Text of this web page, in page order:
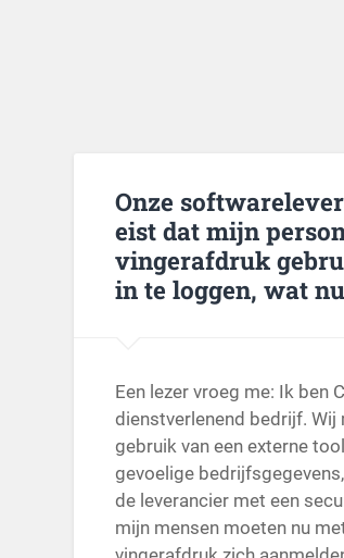
Onze
eist dat mijn
vingerafdruk
in te loggen, wat
Een lezer vroeg me: Ik ben
dienstverlenend bedrijf. Wij
gebruik van een externe
gevoelige
de leverancier met een
mijn mensen moeten nu